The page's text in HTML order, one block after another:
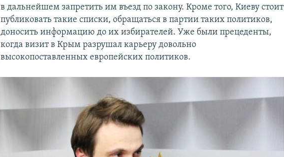
в дальнейшем запретить им въезд по закону. Кроме того, Киеву стоит
публиковать такие списки, обращаться в партии таких политиков,
доносить информацию до их избирателей. Уже были прецеденты,
когда визит в Крым разрушал карьеру довольно
высокопоставленных европейских политиков.